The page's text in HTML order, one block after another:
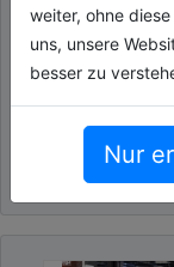
weiter, ohne
uns, unsere
besser zu
Nur
aktuellen
ersten
Bereits jetzt